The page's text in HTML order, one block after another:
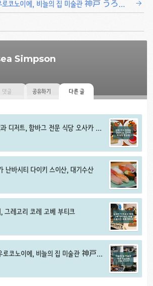
코노이에, 비늘의 집 미술관 神戸 うろこの家
Simpson
댓글 공유하기 다른 글
디저트, 함바그 전문 식당 오사카 동
난바시티 다이키 스이산, 대기수산
그레고리 코레 고베 부티크
로코노이에, 비늘의 집 미술관 神戸